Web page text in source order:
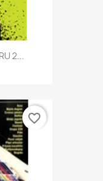
2...
favorite_border